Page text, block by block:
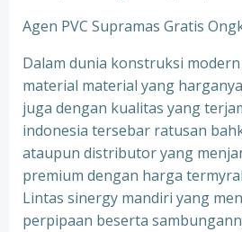
Agen PVC Supramas Gratis
Dalam dunia konstruksi
material material yang
juga dengan kualitas yang
indonesia tersebar ratusan
ataupun distributor yang
premium dengan harga
Lintas sinergy mandiri yang
perpipaan beserta